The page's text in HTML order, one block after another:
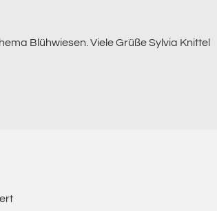
Blühwiesen. Viele Grüße Sylvia Knittel